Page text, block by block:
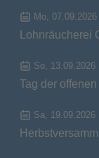
Mo, 07.09.2026
Lohnräucherei
So, 13.09.2026
Tag der
Sa, 19.09.2026